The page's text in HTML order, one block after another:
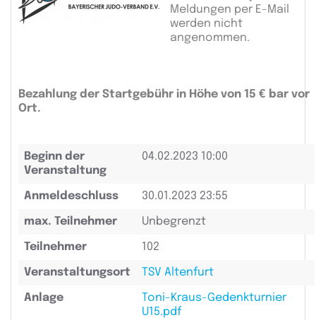
Meldungen per E-Mail
werden nicht
angenommen.
Bezahlung der Startgebühr in Höhe von 15 € bar vor
Ort.
Beginn der
Veranstaltung
04.02.2023 10:00
Anmeldeschluss 30.01.2023 23:55
max. Teilnehmer Unbegrenzt
Teilnehmer 102
Veranstaltungsort TSV Altenfurt
Anlage
Toni-Kraus-Gedenkturnier
U15.pdf